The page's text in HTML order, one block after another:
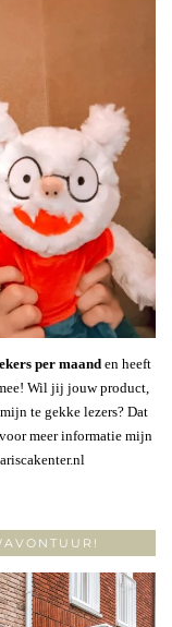
per maanden heeft
Wil jij jouw product,
te gekke lezers? Dat
meer informatie mijn